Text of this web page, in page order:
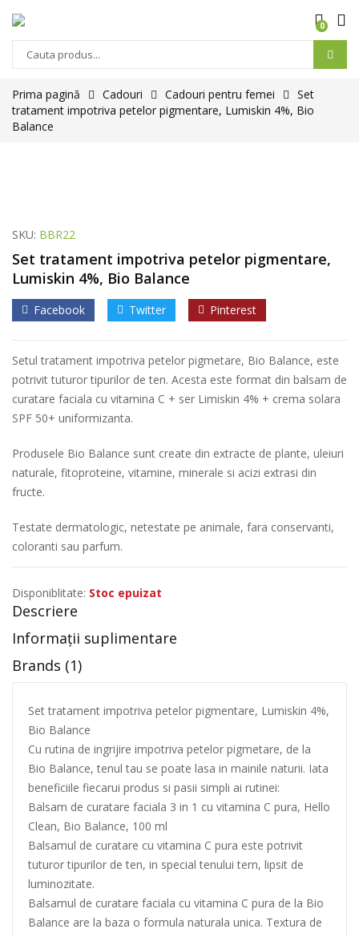
0
Prima pagină Cadouri Cadouri pentru femei
Set
tratament impotriva petelor pigmentare, Lumiskin 4%, Bio
Balance
SKU: BBR22
Set tratament impotriva petelor pigmentare,
Lumiskin 4%, Bio Balance
Facebook Twitter Pinterest
Setul tratament impotriva petelor pigmetare, Bio Balance, este
potrivit tuturor tipurilor de ten. Acesta este format din balsam de
curatare faciala cu vitamina C + ser Limiskin 4% + crema solara
SPF 50+ uniformizanta.
Produsele Bio Balance sunt create din extracte de plante, uleiuri
naturale, fitoproteine, vitamine, minerale si acizi extrasi din
fructe.
Testate dermatologic, netestate pe animale, fara conservanti,
coloranti sau parfum.
Disponiblitate: Stoc epuizat
Descriere
Informații suplimentare
Brands (1)
Set tratament impotriva petelor pigmentare, Lumiskin 4%,
Bio Balance
Cu rutina de ingrijire impotriva petelor pigmetare, de la
Bio Balance, tenul tau se poate lasa in mainile naturii. Iata
beneficiile fiecarui produs si pasii simpli ai rutinei:
Balsam de curatare faciala 3 in 1 cu vitamina C pura, Hello
Clean, Bio Balance, 100 ml
Balsamul de curatare cu vitamina C pura este potrivit
tuturor tipurilor de ten, in special tenului tern, lipsit de
luminozitate.
Balsamul de curatare faciala cu vitamina C pura de la Bio
Balance are la baza o formula naturala unica. Textura de